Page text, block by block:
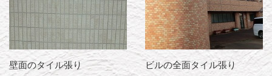
壁面のタイル張り ビルの全面タイル張り